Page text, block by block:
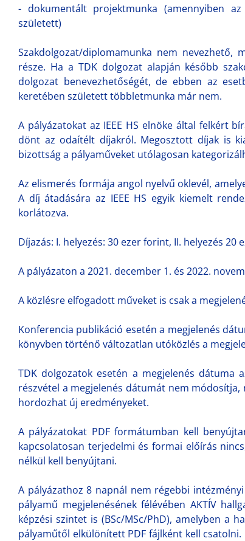
- dokumentált projektmunka (amennyiben
született)
Szakdolgozat/diplomamunka nem nevezhető,
része. Ha a TDK dolgozat alapján később
dolgozat benevezhetőségét, de ebben az
keretében született többletmunka már nem.
A pályázatokat az IEEE HS elnöke által felkért
dönt az odaítélt díjakról. Megosztott díjak is
bizottság a pályaműveket utólagosan
Az elismerés formája angol nyelvű oklevél,
A díj átadására az IEEE HS egyik kiemelt
korlátozva.
Díjazás: I. helyezés: 30 ezer forint, II. helyezés
A pályázaton a 2021. december 1. és 2022.
A közlésre elfogadott műveket is csak a
Konferencia publikáció esetén a megjelenés
könyvben történő változatlan utóközlés a
TDK dolgozatok esetén a megjelenés dátuma
részvétel a megjelenés dátumát nem módosítja,
hordozhat új eredményeket.
A pályázatokat PDF formátumban kell
kapcsolatosan terjedelmi és formai előírás
nélkül kell benyújtani.
A pályázathoz 8 napnál nem régebbi
pályamű megjelenésének félévében AKTÍV
képzési szintet is (BSc/MSc/PhD), amelyben a
pályaműtől elkülönített PDF fájlként kell